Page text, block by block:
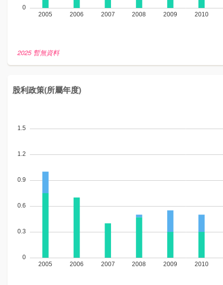
2025 暫無資料
股利政策(所屬年度)